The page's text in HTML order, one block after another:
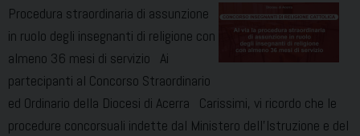
Procedura straordinaria di assunzione
in ruolo degli insegnanti di religione con
almeno 36 mesi di servizio Ai
partecipanti al Concorso Straordinario
ed Ordinario della Diocesi di Acerra Carissimi, vi ricordo che le
procedure concorsuali indette dal Ministero dell’Istruzione e del